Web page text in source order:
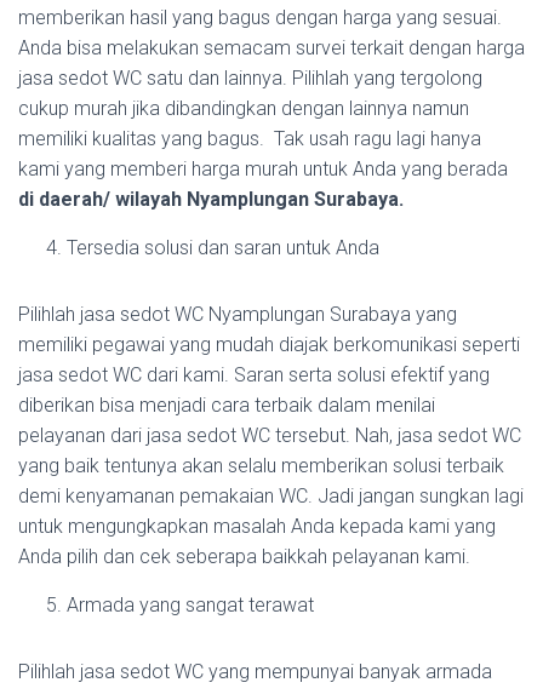
memberikan hasil yang bagus dengan harga yang sesuai.
Anda bisa melakukan semacam survei terkait dengan harga
jasa sedot WC satu dan lainnya. Pilihlah yang tergolong
cukup murah jika dibandingkan dengan lainnya namun
memiliki kualitas yang bagus. Tak usah ragu lagi hanya
kami yang memberi harga murah untuk Anda yang berada
di daerah/ wilayah Nyamplungan Surabaya.
Tersedia solusi dan saran untuk Anda
Pilihlah jasa sedot WC Nyamplungan Surabaya yang
memiliki pegawai yang mudah diajak berkomunikasi seperti
jasa sedot WC dari kami. Saran serta solusi efektif yang
diberikan bisa menjadi cara terbaik dalam menilai
pelayanan dari jasa sedot WC tersebut. Nah, jasa sedot WC
yang baik tentunya akan selalu memberikan solusi terbaik
demi kenyamanan pemakaian WC. Jadi jangan sungkan lagi
untuk mengungkapkan masalah Anda kepada kami yang
Anda pilih dan cek seberapa baikkah pelayanan kami.
Armada yang sangat terawat
Pilihlah jasa sedot WC yang mempunyai banyak armada